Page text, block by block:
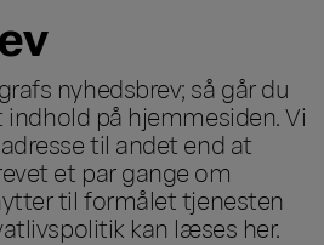
nyhedsbrev; så går du
på hjemmesiden. Vi
til andet end at
et par gange om
til formålet tjenesten
kan læses her.